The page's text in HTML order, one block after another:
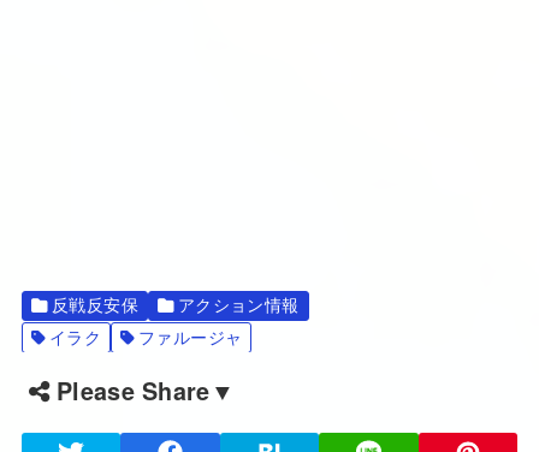
反戦反安保
アクション情報
イラク
ファルージャ
Please Share▼